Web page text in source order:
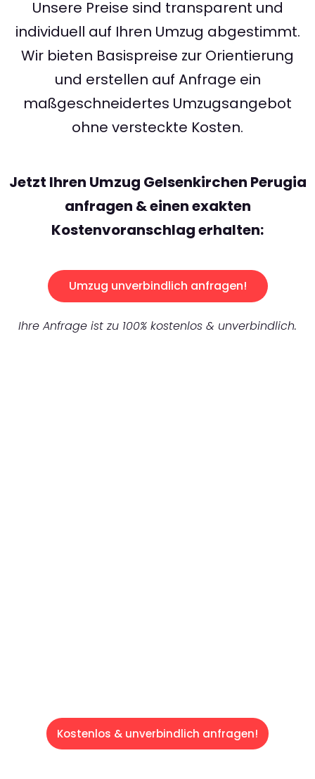
Unsere Preise sind transparent und
individuell auf Ihren Umzug abgestimmt.
Wir bieten Basispreise zur Orientierung
und erstellen auf Anfrage ein
maßgeschneidertes Umzugsangebot
ohne versteckte Kosten.
Jetzt Ihren Umzug Gelsenkirchen Perugia
anfragen & einen exakten
Kostenvoranschlag erhalten:
Umzug unverbindlich anfragen!
Ihre Anfrage ist zu 100% kostenlos & unverbindlich.
Kostenlos & unverbindlich anfragen!